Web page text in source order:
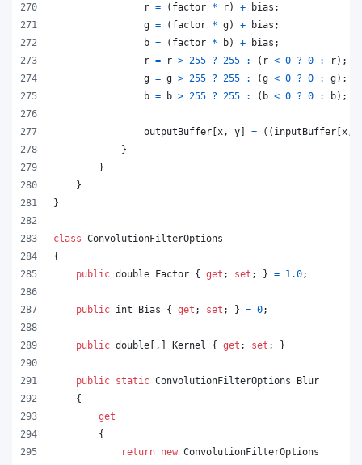
r = ( factor * r) + bias ;
g = ( factor * g) + bias ;
b = ( factor * b) + bias ;
r = r > 255 ? 255 : ( r < 0 ? 0 : r) ;
g = g > 255 ? 255 : (g < 0 ? 0 : g) ;
b = b > 255 ? 255 : ( b < 0 ? 0 : b) ;
outputBuffer [x , y] = ( ( inputBuffer [x
}
}
}
}
class ConvolutionFilterOptions
{
public double Factor { get ; set ; } = 1.0;
public int Bias { get ; set ; } = 0;
public double [ , ] Kernel { get ; set ; }
public static ConvolutionFilterOptions
Blur
{
get
{
return new ConvolutionFilterOptions